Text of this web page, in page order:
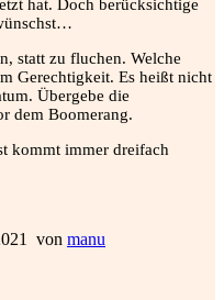
hat. Doch berücksichtige
statt zu fluchen. Welche
Gerechtigkeit. Es heißt nicht
Übergebe die
dem Boomerang.
kommt immer dreifach
von manu